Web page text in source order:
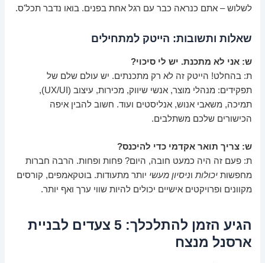
לשלוש – אתם כנראה כבר עם רגל אחת בפנים. בואו נדבר תכל'ס.
שאלות ותשובות: הייטק למתחילים
ש: אני לא מתכנת. יש לי סיכוי?
ת: בהחלט! הייטק זה לא רק מתכנתים. יש עולם שלם של
תפקידים: מנהלי מוצר, אנשי שיווק, מכירות, עיצוב (UX/UI),
תמיכה, משאבי אנוש, אנליסטים ועוד. חשוב להבין איפה
הכישורים שלכם משתלבים.
ש: צריך תואר אקדמי כדי להיכנס?
ת: פעם זה היה כמעט חובה, היום? פחות ופחות. הרבה חברות
מחפשותיכולותוניסיון מעשי יותר מתעודות. בוטקאמפים, קורסים
מקוונים ופרויקטים אישיים יכולים להיות שווי ערך ואף יותר.
הגיע הזמן להתלכלך: 5 צעדים לבניית
ארסנל מנצח